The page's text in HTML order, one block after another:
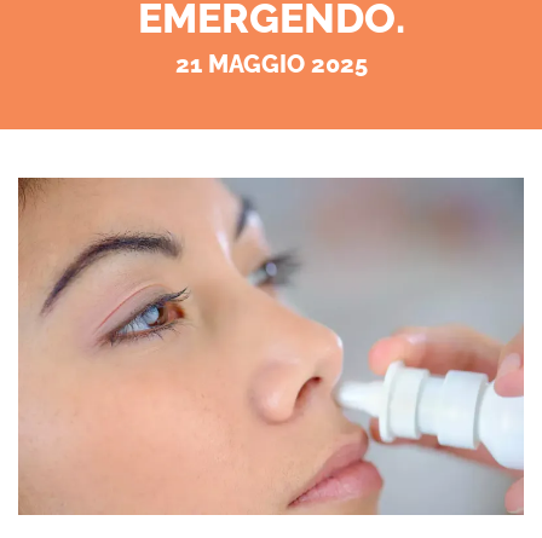
EMERGENDO.
21 MAGGIO 2025